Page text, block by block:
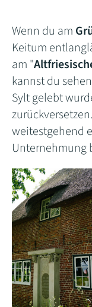
Wenn du am
Keitum
am "
kannst du
Sylt gelebt
weitestgehend
Unternehmung